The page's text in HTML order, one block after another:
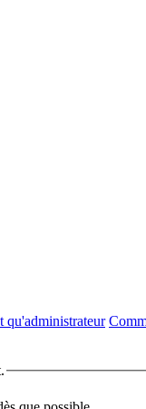
qu'administrateur